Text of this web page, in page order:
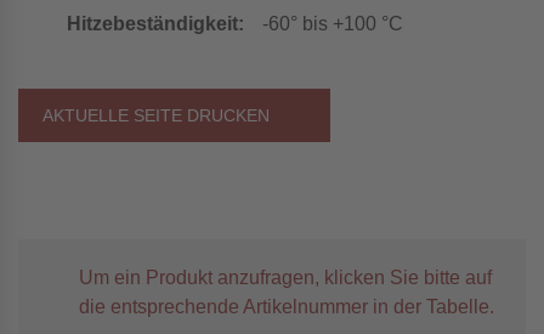
Hitzebeständigkeit: -60° bis +100 °C
AKTUELLE SEITE DRUCKEN
Um ein Produkt anzufragen, klicken Sie bitte auf
die entsprechende Artikelnummer in der Tabelle.